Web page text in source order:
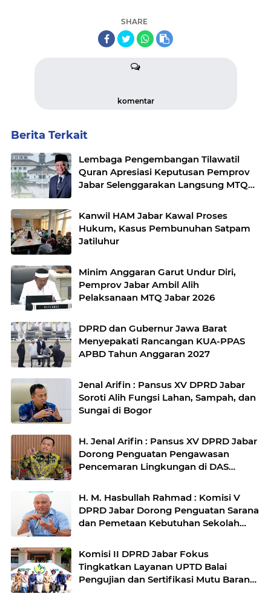
SHARE
komentar
Berita Terkait
Lembaga Pengembangan Tilawatil
Quran Apresiasi Keputusan Pemprov
Jabar Selenggarakan Langsung MTQ
Kanwil HAM Jabar Kawal Proses
Hukum, Kasus Pembunuhan Satpam
Jatiluhur
Minim Anggaran Garut Undur Diri,
Pemprov Jabar Ambil Alih
Pelaksanaan MTQ Jabar 2026
DPRD dan Gubernur Jawa Barat
Menyepakati Rancangan KUA-PPAS
APBD Tahun Anggaran 2027
Jenal Arifin : Pansus XV DPRD Jabar
Soroti Alih Fungsi Lahan, Sampah, dan
Sungai di Bogor
H. Jenal Arifin : Pansus XV DPRD Jabar
Dorong Penguatan Pengawasan
Pencemaran Lingkungan di DAS
H. M. Hasbullah Rahmad : Komisi V
DPRD Jabar Dorong Penguatan Sarana
dan Pemetaan Kebutuhan Sekolah
Komisi II DPRD Jabar Fokus
Tingkatkan Layanan UPTD Balai
Pengujian dan Sertifikasi Mutu Barang